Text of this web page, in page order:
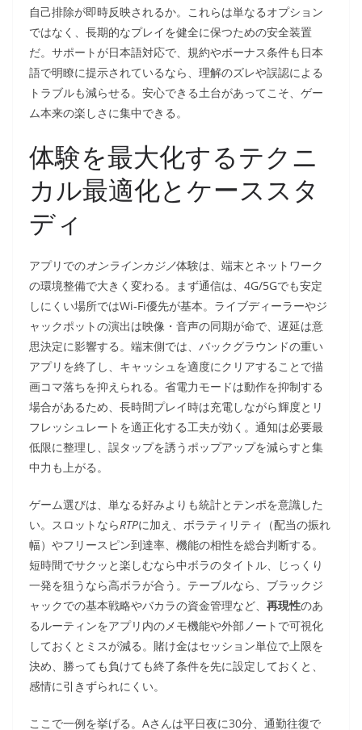
自己排除が即時反映されるか。これらは単なるオプション
ではなく、長期的なプレイを健全に保つための安全装置
だ。サポートが日本語対応で、規約やボーナス条件も日本
語で明瞭に提示されているなら、理解のズレや誤認による
トラブルも減らせる。安心できる土台があってこそ、ゲー
ム本来の楽しさに集中できる。
体験を最大化するテクニ
カル最適化とケーススタ
ディ
アプリでのオンラインカジノ体験は、端末とネットワーク
の環境整備で大きく変わる。まず通信は、4G/5Gでも安定
しにくい場所ではWi‑Fi優先が基本。ライブディーラーやジ
ャックポットの演出は映像・音声の同期が命で、遅延は意
思決定に影響する。端末側では、バックグラウンドの重い
アプリを終了し、キャッシュを適度にクリアすることで描
画コマ落ちを抑えられる。省電力モードは動作を抑制する
場合があるため、長時間プレイ時は充電しながら輝度とリ
フレッシュレートを適正化する工夫が効く。通知は必要最
低限に整理し、誤タップを誘うポップアップを減らすと集
中力も上がる。
ゲーム選びは、単なる好みよりも統計とテンポを意識した
い。スロットならRTPに加え、ボラティリティ（配当の振れ
幅）やフリースピン到達率、機能の相性を総合判断する。
短時間でサクッと楽しむなら中ボラのタイトル、じっくり
一発を狙うなら高ボラが合う。テーブルなら、ブラックジ
ャックでの基本戦略やバカラの資金管理など、 再現性のあ
るルーティンをアプリ内のメモ機能や外部ノートで可視化
しておくとミスが減る。賭け金はセッション単位で上限を
決め、勝っても負けても終了条件を先に設定しておくと、
感情に引きずられにくい。
ここで一例を挙げる。Aさんは平日夜に30分、通勤往復で